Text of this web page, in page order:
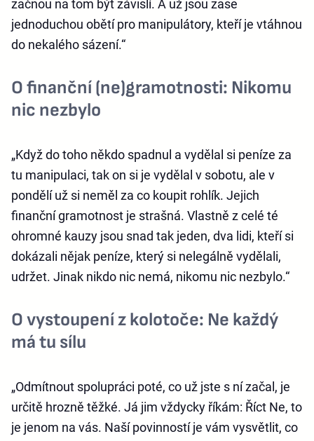
začnou na tom být závislí. A už jsou zase
jednoduchou obětí pro manipulátory, kteří je vtáhnou
do nekalého sázení.“
O finanční (ne)gramotnosti: Nikomu
nic nezbylo
„Když do toho někdo spadnul a vydělal si peníze za
tu manipulaci, tak on si je vydělal v sobotu, ale v
pondělí už si neměl za co koupit rohlík. Jejich
finanční gramotnost je strašná. Vlastně z celé té
ohromné kauzy jsou snad tak jeden, dva lidi, kteří si
dokázali nějak peníze, který si nelegálně vydělali,
udržet. Jinak nikdo nic nemá, nikomu nic nezbylo.“
O vystoupení z kolotoče: Ne každý
má tu sílu
„Odmítnout spolupráci poté, co už jste s ní začal, je
určitě hrozně těžké. Já jim vždycky říkám: Říct Ne, to
je jenom na vás. Naší povinností je vám vysvětlit, co